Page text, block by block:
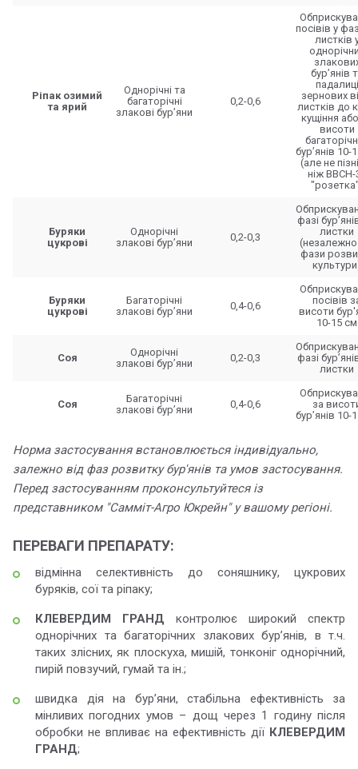
Ріпак озимий
та ярий
Однорічні та
багаторічні
злакові бур’яни
0,2-0,6
посівів у
листків
бур’янів
падалиці
зернових
листків до
кущіння
висоти
бур’янів 10-
(але не
ніж BBCH-
Буряки
цукрові
Однорічні
злакові бур’яни
0,2-0,3
фазі
листки
(незалежно
фази
Буряки
цукрові
Багаторічні
злакові бур’яни
0,4-0,6
посівів
висоти
10-15 см
Соя
Однорічні
злакові бур’яни
0,2-0,3
фазі
листки
Соя
Багаторічні
злакові бур’яни
0,4-0,6
за
бур’янів 10-
Норма застосування встановлюється індивідуально,
залежно від фаз розвитку бур'янів та умов застосування.
Перед застосуванням проконсультуйтеся із
представником "Самміт-Агро Юкрейн" у вашому регіоні.
ПЕРЕВАГИ ПРЕПАРАТУ:
відмінна селективність до соняшнику, цукрових
буряків, сої та ріпаку;
КЛЕВЕРДИМ ГРАНД контролює широкий спектр
однорічних та багаторічних злакових бур’янів, в т.ч.
таких злісних, як плоскуха, мишій, тонконіг однорічний,
пирій повзучий, гумай та ін.;
швидка дія на бур’яни, стабільна ефективність за
мінливих погодних умов – дощ через 1 годину після
обробки не впливає на ефективність дії КЛЕВЕРДИМ
ГРАНД;